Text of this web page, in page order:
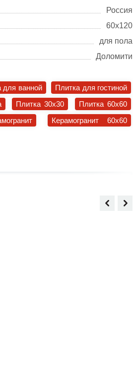
Россия
60х120
для пола
Доломити
для ванной
Плитка для гостиной
Плитка 30x30
Плитка 60x60
Керамогранит 60x60